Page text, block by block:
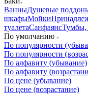
ВанныДушевые
шкафыМойки
туалетаСанфаянсТумбы,
По умолчанию
По популярности
По популярности
По алфавиту (убывание)
По алфавиту
По цене (убывание)
По цене (возрастание)